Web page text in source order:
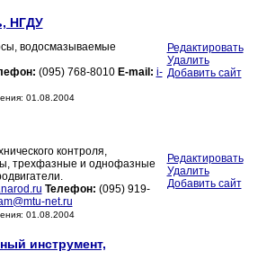
НГДУ
водосмазываемые
(095) 768-8010 E-mail: i-
01.08.2004
Редактировать
Удалить
Добавить сайт
контроля,
трехфазные и однофазные
Телефон: (095) 919-
net.ru
01.08.2004
Редактировать
Удалить
Добавить сайт
инструмент,